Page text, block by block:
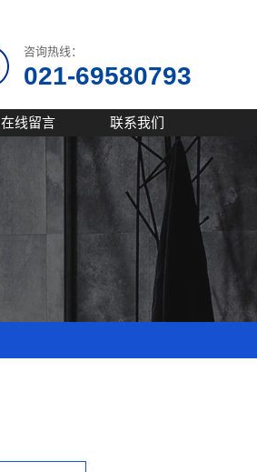
咨询热线：
021-69580793
在线留言 联系我们